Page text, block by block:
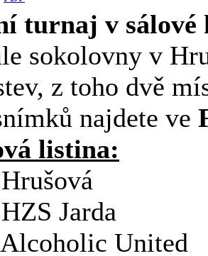
turnaj v sálové
sokolovny v
z toho dvě
najdete ve
listina:
Jarda
United